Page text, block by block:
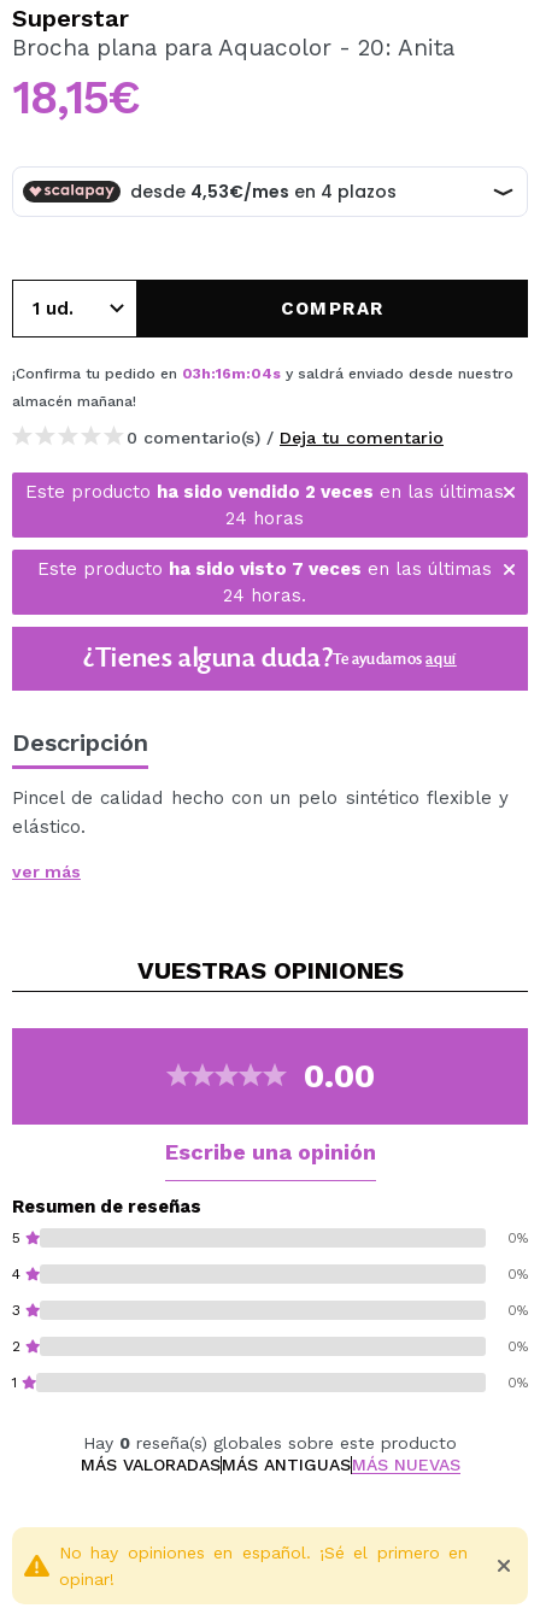
Al crear una cuenta en Maquillalia.com podrás realizar
tus compras rápidamente, revisar el estado de tus
pedidos y consultar tus operaciones anteriores.
CREAR CUENTA
Superstar
Brocha plana para Aquacolor - 20: Anita
18,15€
COMPRAR
¡Confirma tu pedido en 03h:16m:04s y saldrá enviado desde nuestro
almacén mañana!
0 comentario(s) / Deja tu comentario
Este producto ha sido vendido 2 veces en las últimas
24 horas
Este producto ha sido visto 7 veces en las últimas
24 horas.
¿Tienes alguna duda?Te ayudamosaquí
Descripción
Pincel de calidad hecho con un pelo sintético flexible y
elástico.
profesional, perfecto para crear maquillajes fantasía
Fácil de limpiar.
ver más
VUESTRAS OPINIONES
0.00
Escribe una opinión
Resumen de reseñas
5 0%
4 0%
3 0%
2 0%
1 0%
Hay 0 reseña(s) globales sobre este producto
MÁS VALORADASMÁS ANTIGUASMÁS NUEVAS
No hay opiniones en español. ¡Sé el primero en
opinar!